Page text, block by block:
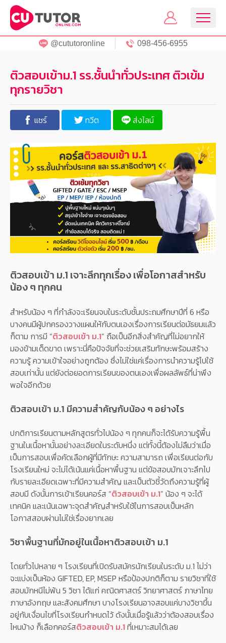
@cututoronline 098-456-6955
ติวสอบเข้าม.1 รร.ชั้นนำทั่วประเทศ ติวเข้ม
ทุกรายวิชา
แชร์ ทวีต ส่งไลน์
ติวสอบเข้า ม.1 เจาะลึกทุกเรื่อง เพื่อโอกาสสำหรับ
น้อง ๆ ทุกคน
สำหรับน้อง ๆ ที่กำลังจะเรียนจบในระดับชั้นประถมศึกษาปีที่ 6 หรือ
บางคนมีผู้ปกครองวางแผนให้กับตนเองเรื่องการเรียนต่อมัธยมแล้ว
ก็ตาม การมี “ติวสอบเข้า ม.1” ถือเป็นอีกสิ่งสำคัญที่ไม่อยากให้
มองข้ามเด็ดขาด เพราะนี่คือปัจจัยที่จะช่วยเสริมทักษะพร้อมสร้าง
ความรู้ ความเข้าใจอย่างถูกต้อง ซึ่งไม่ใช่แค่เรื่องการนำความรู้ไปใช้
สอบเท่านั้น แต่ยังต่อยอดการเรียนของตนเองเพื่อผลลัพธ์ที่น่าพึง
พอใจอีกด้วย
ติวสอบเข้า ม.1 มีความสำคัญกับน้อง ๆ อย่างไร
ปกติการเรียนตามหลักสูตรทั่วไปน้อง ๆ ทุกคนก็จะได้รับความรู้พื้น
ฐานในเนื้อหานั้นอย่างละเอียดในระดับหนึ่ง แต่ทั้งนี้ต้องไม่ลืมว่าเมื่อ
เป็นการสอบเพื่อคัดเลือกผู้ที่มีทักษะ ความสามารถ เพื่อเรียนต่อกับ
โรงเรียนใหม่ จะไม่ได้เน้นแค่เนื้อหาพื้นฐาน แต่ข้อสอบมักเจาะลึกไป
กับรายละเอียดเฉพาะที่มีความสำคัญ และเป็นตัวชี้วัดถึงความรู้ที่ผู้
สอบมี ดังนั้นการเข้าเรียนคอร์ส “ติวสอบเข้า ม.1” น้อง ๆ จะได้
เทคนิค และเน้นเฉพาะจุดสำคัญสำหรับใช้ในการสอบเป็นหลัก
โอกาสสอบผ่านไม่ใช่เรื่องยากเลย
วิชาพื้นฐานที่มักอยู่ในเนื้อหาติวสอบเข้า ม.1
โดยทั่วไปหลาย ๆ โรงเรียนที่เปิดรับสมัครนักเรียนในระดับ ม.1 ไม่ว่า
จะแบ่งเป็นห้อง GIFTED, EP, MSEP หรือป้องปกติก็ตาม รายวิชาที่ใช้
สอบมักหนีไม่พ้น 5 วิชา ได้แก่ คณิตศาสตร์ วิทยาศาสตร์ ภาษาไทย
ภาษาอังกฤษ และสังคมศึกษา บางโรงเรียนอาจสอบแค่บางวิชาขึ้น
อยู่กับเงื่อนไขที่โรงเรียนกำหนดไว้ ดังนั้นเมื่อรู้แล้วว่าต้องสอบเรื่อง
ไหนบ้าง ก็เลือกคอร์สติวสอบเข้า ม.1ที่เหมาะสมได้เลย